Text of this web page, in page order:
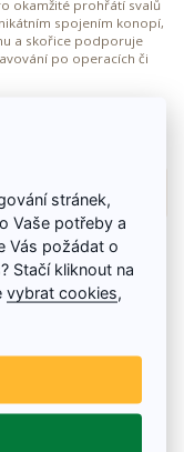
okamžité prohřátí svalů
spojením konopí,
a skořice podporuje
po operacích či
stránek,
Vaše potřeby a
Vás požádat o
Stačí kliknout na
vybrat cookies,